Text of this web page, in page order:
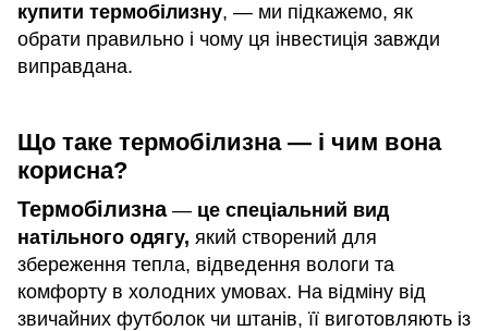
купити термобілизну, — ми підкажемо, як
обрати правильно і чому ця інвестиція завжди
виправдана.
Що таке термобілизна — і чим вона
корисна?
Термобілизна— це спеціальний вид
натільного одягу, який створений для
збереження тепла, відведення вологи та
комфорту в холодних умовах. На відміну від
звичайних футболок чи штанів, її виготовляють із